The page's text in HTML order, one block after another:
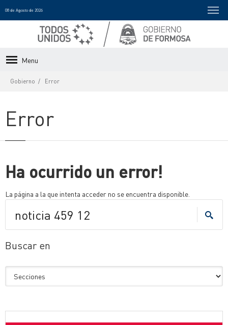
08 de Agosto de 2026
Menu
Gobierno Error
Error
Ha ocurrido un error!
La página a la que intenta acceder no se encuentra disponible.
Buscar en